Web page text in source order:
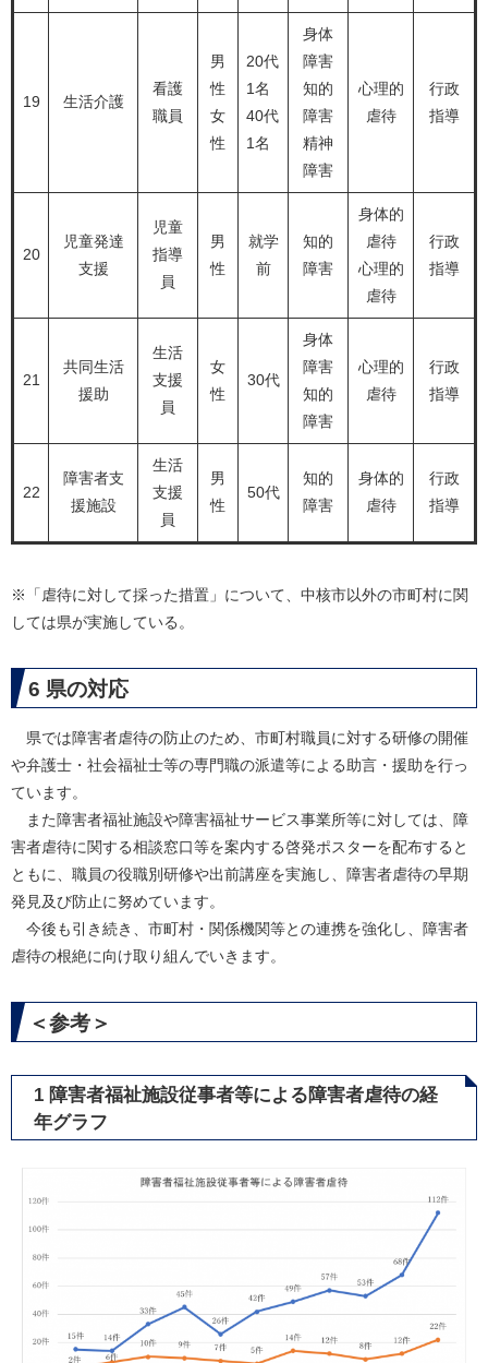
19 生活介護
看護
職員
男
性
女
性
20代
1名
40代
1名
身体
障害
知的
障害
精神
障害
心理的
虐待
行政
指導
20
児童発達
支援
児童
指導
員
男
性
就学
前
知的
障害
身体的
虐待
心理的
虐待
行政
指導
21
共同生活
援助
生活
支援
員
女
性
30代
身体
障害
知的
障害
心理的
虐待
行政
指導
22
障害者支
援施設
生活
支援
員
男
性
50代
知的
障害
身体的
虐待
行政
指導
※「虐待に対して採った措置」について、中核市以外の市町村に関
しては県が実施している。
6 県の対応
県では障害者虐待の防止のため、市町村職員に対する研修の開催
や弁護士・社会福祉士等の専門職の派遣等による助言・援助を行っ
ています。
また障害者福祉施設や障害福祉サービス事業所等に対しては、障
害者虐待に関する相談窓口等を案内する啓発ポスターを配布すると
ともに、職員の役職別研修や出前講座を実施し、障害者虐待の早期
発見及び防止に努めています。
今後も引き続き、市町村・関係機関等との連携を強化し、障害者
虐待の根絶に向け取り組んでいきます。
＜参考＞
1 障害者福祉施設従事者等による障害者虐待の経
年グラフ